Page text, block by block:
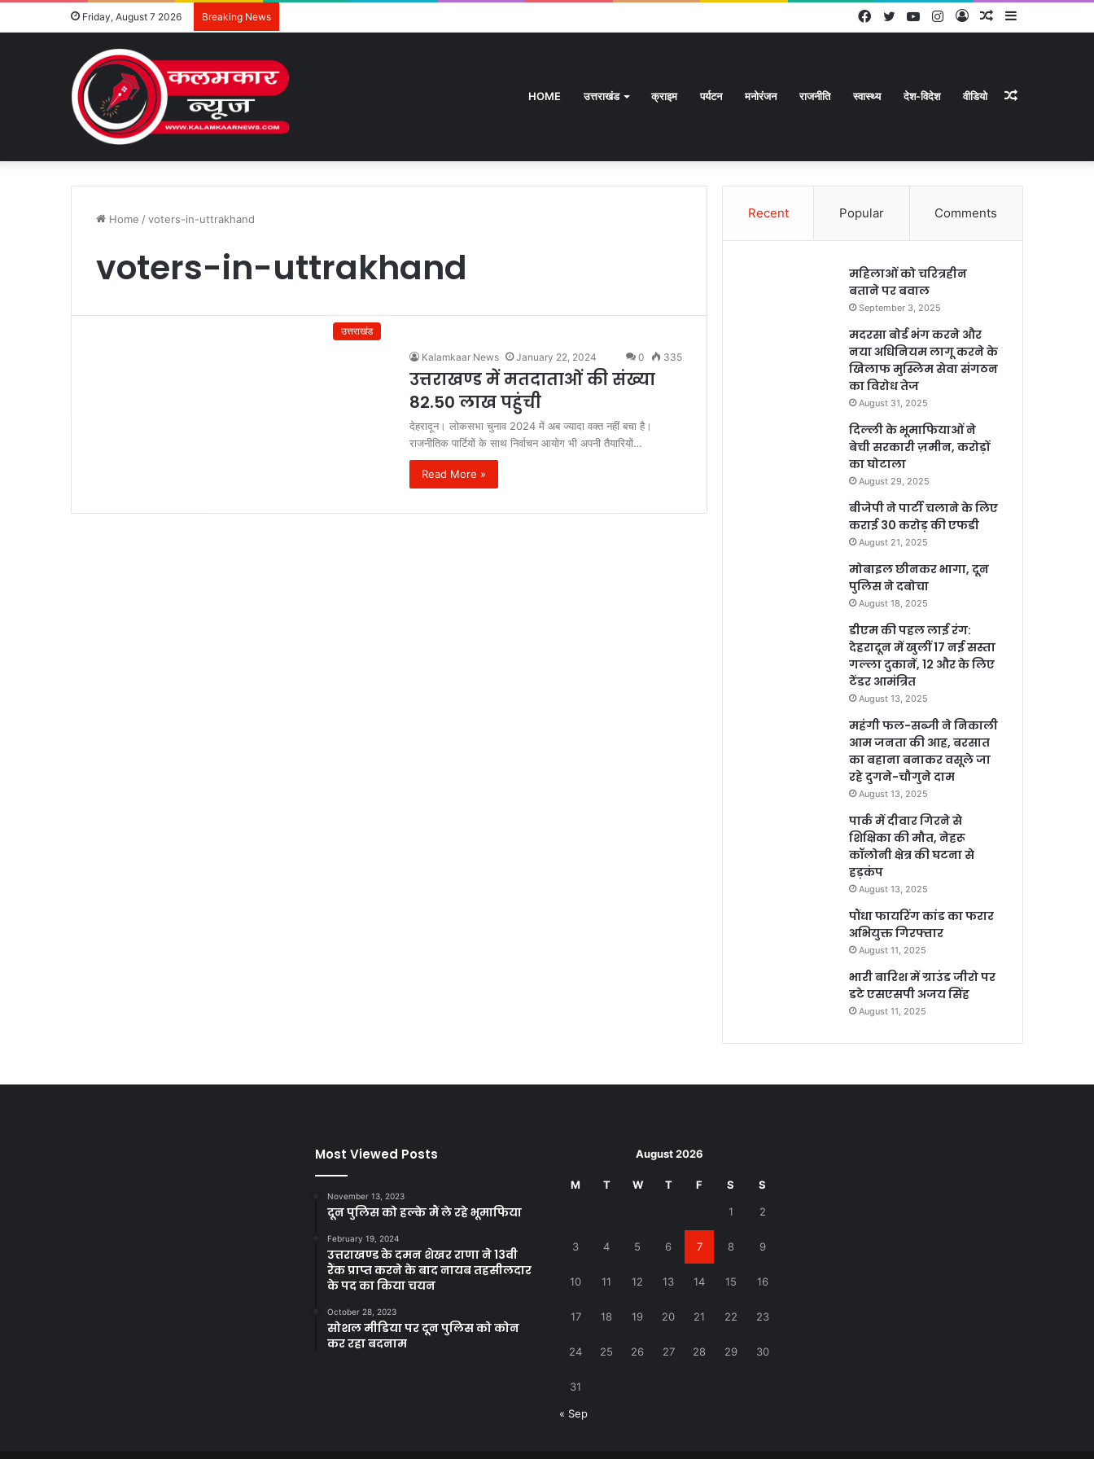
Friday, August 7 2026 Breaking News
Random
Log
Instagram
YouTube
Twitter
Facebook
HOME उत्तराखंड क्राइम पर्यटन मनोरंजन राजनीति स्वास्थ्य देश-विदेश वीडियो
Home /voters-in-uttrakhand
voters-in-uttrakhand
उत्तराखंड
Kalamkaar News January 22, 2024 0 335
उत्तराखण्ड में मतदाताओं की संख्या
82.50 लाख पहुंची
देहरादून। लोकसभा चुनाव 2024 में अब ज्यादा वक्त नहीं बचा है।
राजनीतिक पार्टियों के साथ निर्वाचन आयोग भी अपनी तैयारियों…
Read More »
Recent Popular Comments
महिलाओं को चरित्रहीन
बताने पर बवाल
September 3, 2025
मदरसा बोर्ड भंग करने और
नया अधिनियम लागू करने के
खिलाफ मुस्लिम सेवा संगठन
का विरोध तेज
August 31, 2025
दिल्ली के भूमाफियाओं ने
बेची सरकारी ज़मीन, करोड़ों
का घोटाला
August 29, 2025
बीजेपी ने पार्टी चलाने के लिए
कराई 30 करोड़ की एफडी
August 21, 2025
मोबाइल छीनकर भागा, दून
पुलिस ने दबोचा
August 18, 2025
डीएम की पहल लाई रंग:
देहरादून में खुलीं 17 नई सस्ता
गल्ला दुकानें, 12 और के लिए
टेंडर आमंत्रित
August 13, 2025
महंगी फल-सब्जी ने निकाली
आम जनता की आह, बरसात
का बहाना बनाकर वसूले जा
रहे दुगने-चौगुने दाम
August 13, 2025
पार्क में दीवार गिरने से
शिक्षिका की मौत, नेहरू
कॉलोनी क्षेत्र की घटना से
हड़कंप
August 13, 2025
पौंधा फायरिंग कांड का फरार
अभियुक्त गिरफ्तार
August 11, 2025
भारी बारिश में ग्राउंड जीरो पर
डटे एसएसपी अजय सिंह
August 11, 2025
Most Viewed Posts
November 13, 2023
दून पुलिस को हल्के मैं ले रहे भूमाफिया
February 19, 2024
उत्तराखण्ड के दमन शेखर राणा ने 13वी
रैंक प्राप्त करने के बाद नायब तहसीलदार
के पद का किया चयन
October 28, 2023
सोशल मीडिया पर दून पुलिस को कोन
कर रहा बदनाम
August 2026
M T W T F S S
1 2
3 4 5 6 7 8 9
10 11 12 13 14 15 16
17 18 19 20 21 22 23
24 25 26 27 28 29 30
31
« Sep